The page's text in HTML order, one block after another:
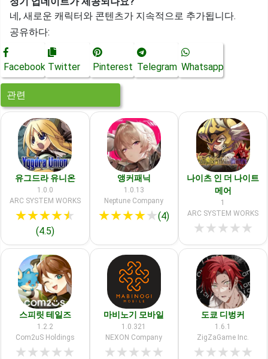
네, 새로운 캐릭터와 콘텐츠가 지속적으로 추가됩니다.
공유하다:
Facebook Twitter Pinterest Telegram Whatsapp
관련
유그드라 유니온
1.0.0
ARC SYSTEM WORKS
★★★★★
(4.5)
앵커패닉
1.0.13
Neptune Company
★★★★★(4)
나이츠 인 더 나이트
메어
1
ARC SYSTEM WORKS
★★★★★
스피릿 테일즈
1.2.2
Com2uS Holdings
★★★★★
마비노기 모바일
1.0.321
NEXON Company
★★★★★
도쿄 디벙커
1.6.1
ZigZaGame Inc.
★★★★★